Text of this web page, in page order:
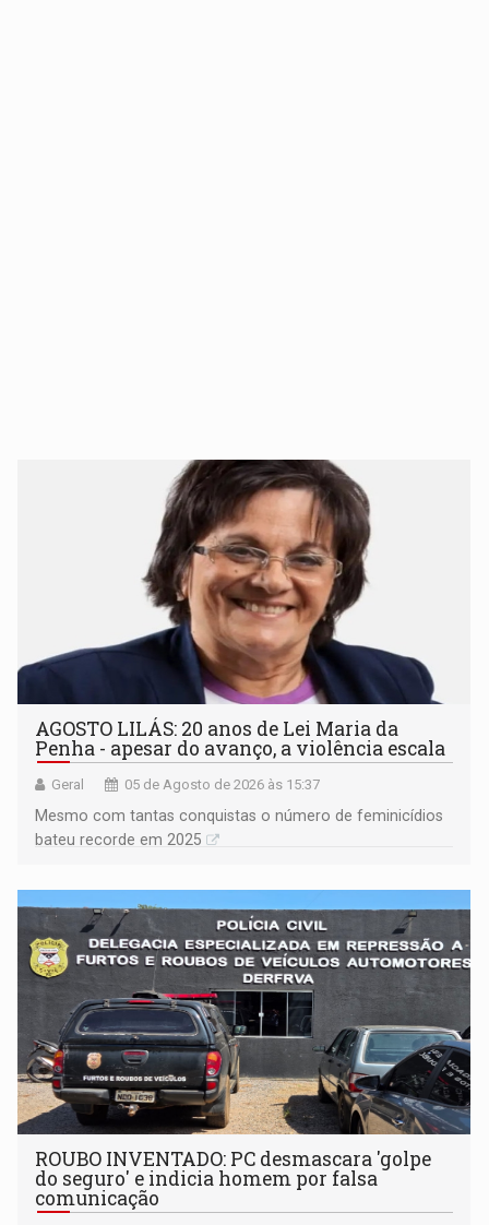
AGOSTO LILÁS: 20 anos de Lei Maria da
Penha - apesar do avanço, a violência escala
Geral 05 de Agosto de 2026 às 15:37
Mesmo com tantas conquistas o número de feminicídios
bateu recorde em 2025
ROUBO INVENTADO: PC desmascara 'golpe
do seguro' e indicia homem por falsa
comunicação